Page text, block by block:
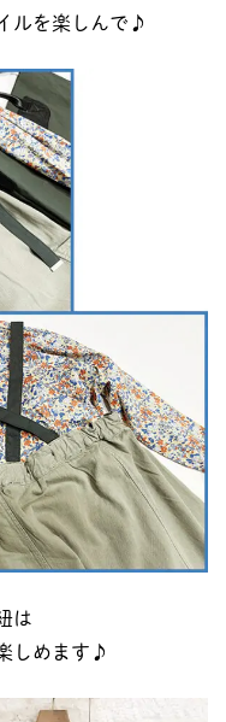
ルを楽しんで♪
は
しめます♪